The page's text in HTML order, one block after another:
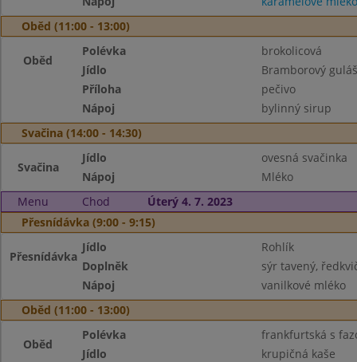
Oběd (11:00 - 13:00)
Oběd
Polévka
brokolicová
Jídlo
Bramborový guláš
Příloha
pečivo
Nápoj
bylinný sirup
Svačina (14:00 - 14:30)
Svačina
Jídlo
ovesná svačinka
Nápoj
Mléko
Menu
Chod
Úterý 4. 7. 2023
Přesnídávka (9:00 - 9:15)
Přesnídávka
Jídlo
Rohlík
Doplněk
sýr tavený,
Nápoj
vanilkové mléko
Oběd (11:00 - 13:00)
Oběd
Polévka
frankfurtská s
Jídlo
krupičná kaše